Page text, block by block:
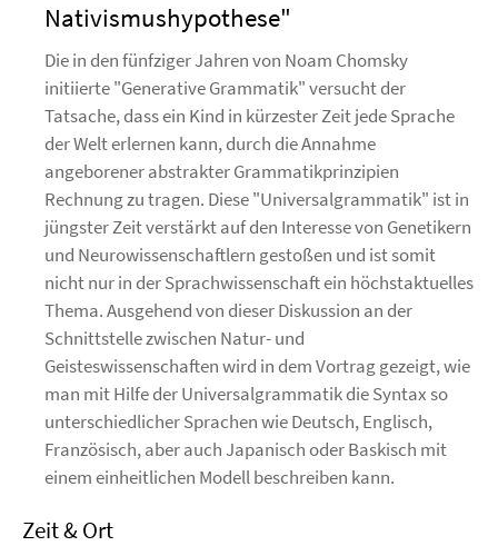
Nativismushypothese"
Die in den fünfziger Jahren von Noam Chomsky
initiierte "Generative Grammatik" versucht der
Tatsache, dass ein Kind in kürzester Zeit jede Sprache
der Welt erlernen kann, durch die Annahme
angeborener abstrakter Grammatikprinzipien
Rechnung zu tragen. Diese "Universalgrammatik" ist in
jüngster Zeit verstärkt auf den Interesse von Genetikern
und Neurowissenschaftlern gestoßen und ist somit
nicht nur in der Sprachwissenschaft ein höchstaktuelles
Thema. Ausgehend von dieser Diskussion an der
Schnittstelle zwischen Natur- und
Geisteswissenschaften wird in dem Vortrag gezeigt, wie
man mit Hilfe der Universalgrammatik die Syntax so
unterschiedlicher Sprachen wie Deutsch, Englisch,
Französisch, aber auch Japanisch oder Baskisch mit
einem einheitlichen Modell beschreiben kann.
Zeit & Ort